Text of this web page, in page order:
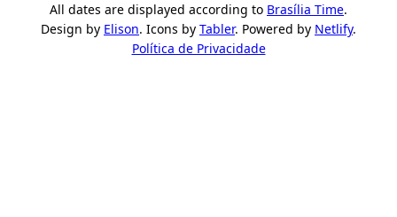
All dates are displayed according to Brasília Time.
Design by Elison. Icons by Tabler. Powered by Netlify.
Política de Privacidade